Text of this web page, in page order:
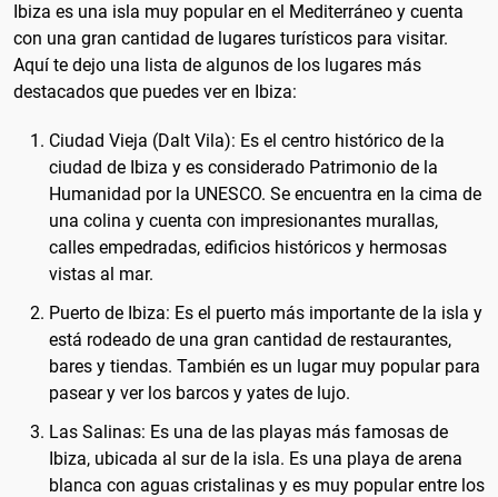
Ibiza es una isla muy popular en el Mediterráneo y cuenta
con una gran cantidad de lugares turísticos para visitar.
Aquí te dejo una lista de algunos de los lugares más
destacados que puedes ver en Ibiza:
Ciudad Vieja (Dalt Vila): Es el centro histórico de la
ciudad de Ibiza y es considerado Patrimonio de la
Humanidad por la UNESCO. Se encuentra en la cima de
una colina y cuenta con impresionantes murallas,
calles empedradas, edificios históricos y hermosas
vistas al mar.
Puerto de Ibiza: Es el puerto más importante de la isla y
está rodeado de una gran cantidad de restaurantes,
bares y tiendas. También es un lugar muy popular para
pasear y ver los barcos y yates de lujo.
Las Salinas: Es una de las playas más famosas de
Ibiza, ubicada al sur de la isla. Es una playa de arena
blanca con aguas cristalinas y es muy popular entre los